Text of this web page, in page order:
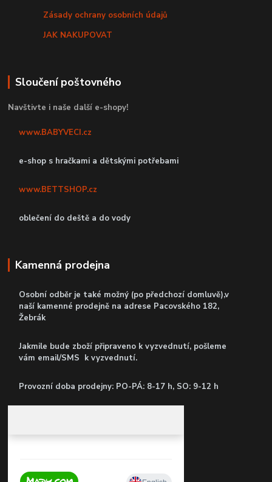
Zásady ochrany osobních údajů
JAK NAKUPOVAT
Sloučení poštovného
Navštivte i naše další e-shopy!
www.BABYVECI.cz
e-shop s hračkami a dětskými potřebami
www.BETTSHOP.cz
oblečení do deště a do vody
Kamenná prodejna
Osobní odběr je také možný (po předchozí domluvě),v
naší kamenné prodejně na adrese Pacovského 182,
Žebrák
Jakmile bude zboží připraveno k vyzvednutí, pošleme
vám email/SMS k vyzvednutí.
Provozní doba prodejny: PO-PÁ: 8-17 h, SO: 9-12 h